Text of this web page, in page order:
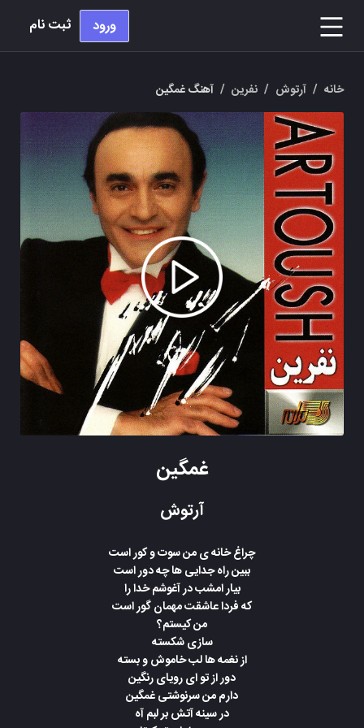
ورود ثبت نام
خانه / آرتوش / نفرین / آهنگ غمگین
غمگین
آرتوش
چراغ خانه ی من سوت و کور است
ببین راه جدایی ها چه دور است
بیار امشب در آغوشم خدا را
که فردا عاشقت مهمان گور است
من کیستم؟
سازی شکسته
از نغمه ها لب خاموش و بسته
دور از تو ای رویای رنگین
دارم من سرنوشتی غمگین
در سینه آتش بر لبم آه